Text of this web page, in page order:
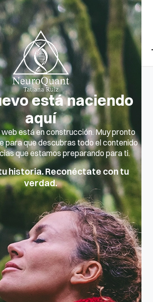
está naciendo
aquí
está en construcción. Muy pronto
para que descubras todo el contenido
que estamos preparando para ti.
historia. Reconéctate con tu
verdad.